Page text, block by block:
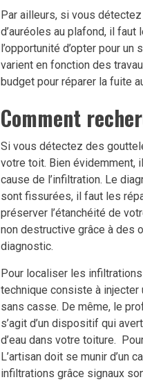
Par ailleurs, si vous
d’auréoles au plafond, il faut
l’opportunité d’opter pour
varient en fonction des
budget pour réparer la fuite
Comment
Si vous détectez des
votre toit. Bien évidemment,
cause de l’infiltration. Le
sont fissurées, il faut les
préserver l’étanchéité de
non destructive grâce à des
diagnostic.
Pour localiser les
technique consiste à injecter
sans casse. De même, le
s’agit d’un dispositif qui
d’eau dans votre toiture.
L’artisan doit se munir d’un
infiltrations grâce signaux